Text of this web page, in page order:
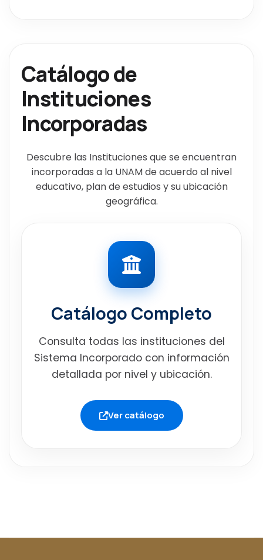
Catálogo de
Instituciones
Incorporadas
Descubre las Instituciones que se encuentran
incorporadas a la UNAM de acuerdo al nivel
educativo, plan de estudios y su ubicación
geográfica.
Catálogo Completo
Consulta todas las instituciones del
Sistema Incorporado con información
detallada por nivel y ubicación.
Ver catálogo